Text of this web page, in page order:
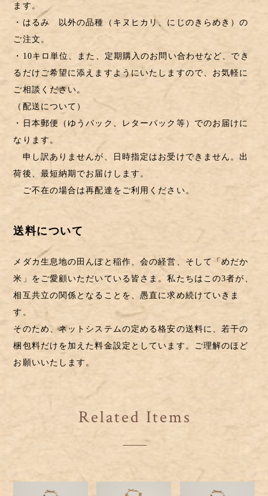
ます。
・はるみ 以外の品種（キヌヒカリ、にじのきらめき）の
ご注文。
・10キロ単位、また、定期購入のお問い合わせなど、でき
るだけご希望に添えますようにいたしますので、お気軽に
ご相談ください。
（配送について）
・日本郵便（ゆうパック、レターパック等）でのお届けに
なります。
申し訳ありませんが、日時指定はお受けできません。出
荷後、最短納期でお届けします。
ご不在の場合は再配達をご利用ください。
送料について
メダカ生息地の田んぼと稲作、会の経営、そして「めだか
米」をご愛顧いただいている皆さま。私たちはこの3者が、
相互共立の関係となることを、愚直に求め続けていきま
す。
そのため、ネットシステムの定める格安の送料に、若干の
梱包料だけを加えた料金設定としています。ご理解のほど
お願いいたします。
Related Items